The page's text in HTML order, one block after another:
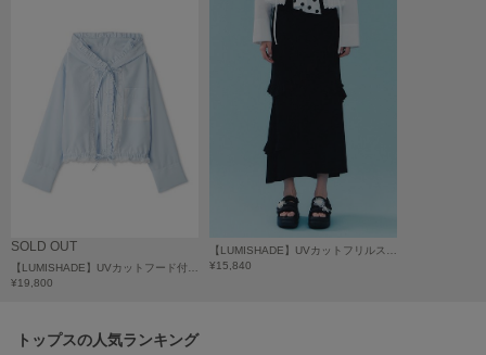
リリーブラウンランジェリー
LITTLE UNION TOKYO
リトルユニオン トウキョウ
made of Organics
メイドオブオーガニクス
MICHU COQUETTE
SOLD OUT
¥19,800
¥15,840
トップスの人気ランキング